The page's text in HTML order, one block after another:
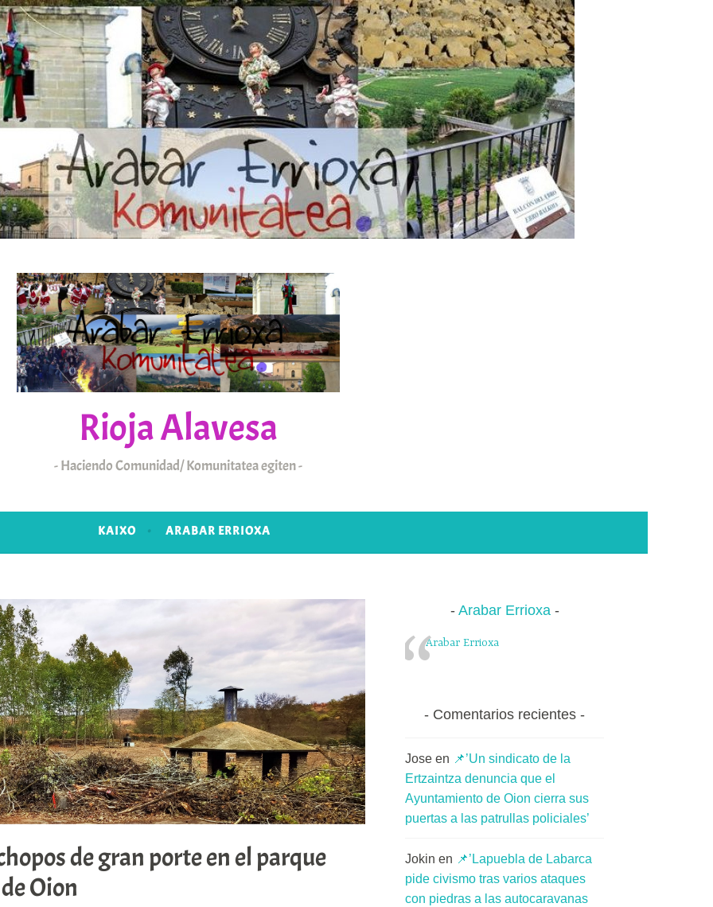
Rioja Alavesa
Haciendo Comunidad/ Komunitatea egiten
KAIXO ARABAR ERRIOXA
de gran porte en el parque
Oion
Arabar Errioxa
Arabar Errioxa
Comentarios recientes
Jose en 📌’Un sindicato de la
Ertzaintza denuncia que el
Ayuntamiento de Oion cierra sus
puertas a las patrullas policiales’
Jokin en 📌’Lapuebla de Labarca
pide civismo tras varios ataques
con piedras a las autocaravanas